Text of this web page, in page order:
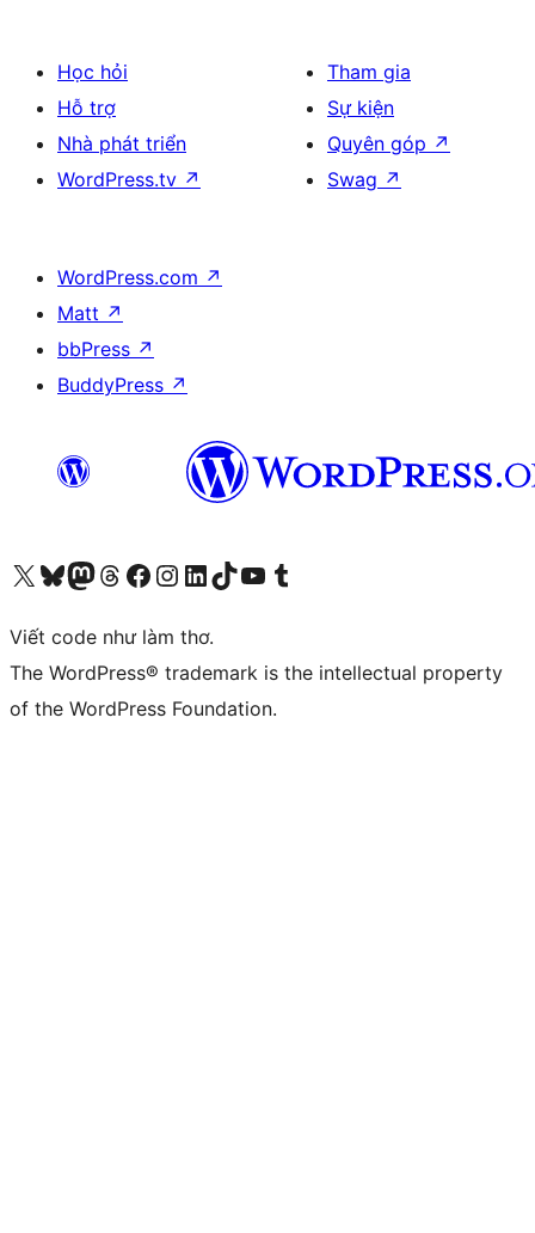
Học hỏi
Hỗ trợ
Nhà phát triển
WordPress.tv ↗
Tham gia
Sự kiện
Quyên góp ↗
Swag ↗
WordPress.com ↗
Matt ↗
bbPress ↗
BuddyPress ↗
Truy cập tài khoản X (trước đây là Twitter) của chúng tôiVisit our Bluesky account
Visit our Mastodon account
Visit our Threads account
Xem trang Facebook của chúng tôiTruy cập tài khoản Instagram của chúng tôiTruy cập tài khoản LinkedIn của chúng tôiVisit our TikTok account
Truy cập kênh YouTube của chúng tôi Visit our Tumblr account
Viết code như làm thơ.
The WordPress® trademark is the intellectual property
of the WordPress Foundation.